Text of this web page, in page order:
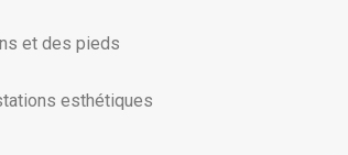
et des pieds
esthétiques